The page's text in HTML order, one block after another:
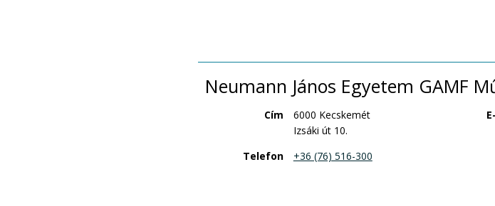
Neumann János Egyetem GAMF
Cím
6000 Kecskemét
Izsáki út 10.
Telefon
+36 (76) 516-300